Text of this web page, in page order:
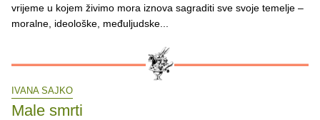
vrijeme u kojem živimo mora iznova sagraditi sve svoje temelje –
moralne, ideološke, međuljudske...
IVANA SAJKO
Male smrti